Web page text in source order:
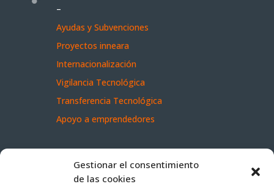
Gestionar el consentimiento
de las cookies
–
Ayudas y Subvenciones
Proyectos inneara
Internacionalización
Vigilancia Tecnológica
Transferencia Tecnológica
Apoyo a emprendedores
Dónde estamos